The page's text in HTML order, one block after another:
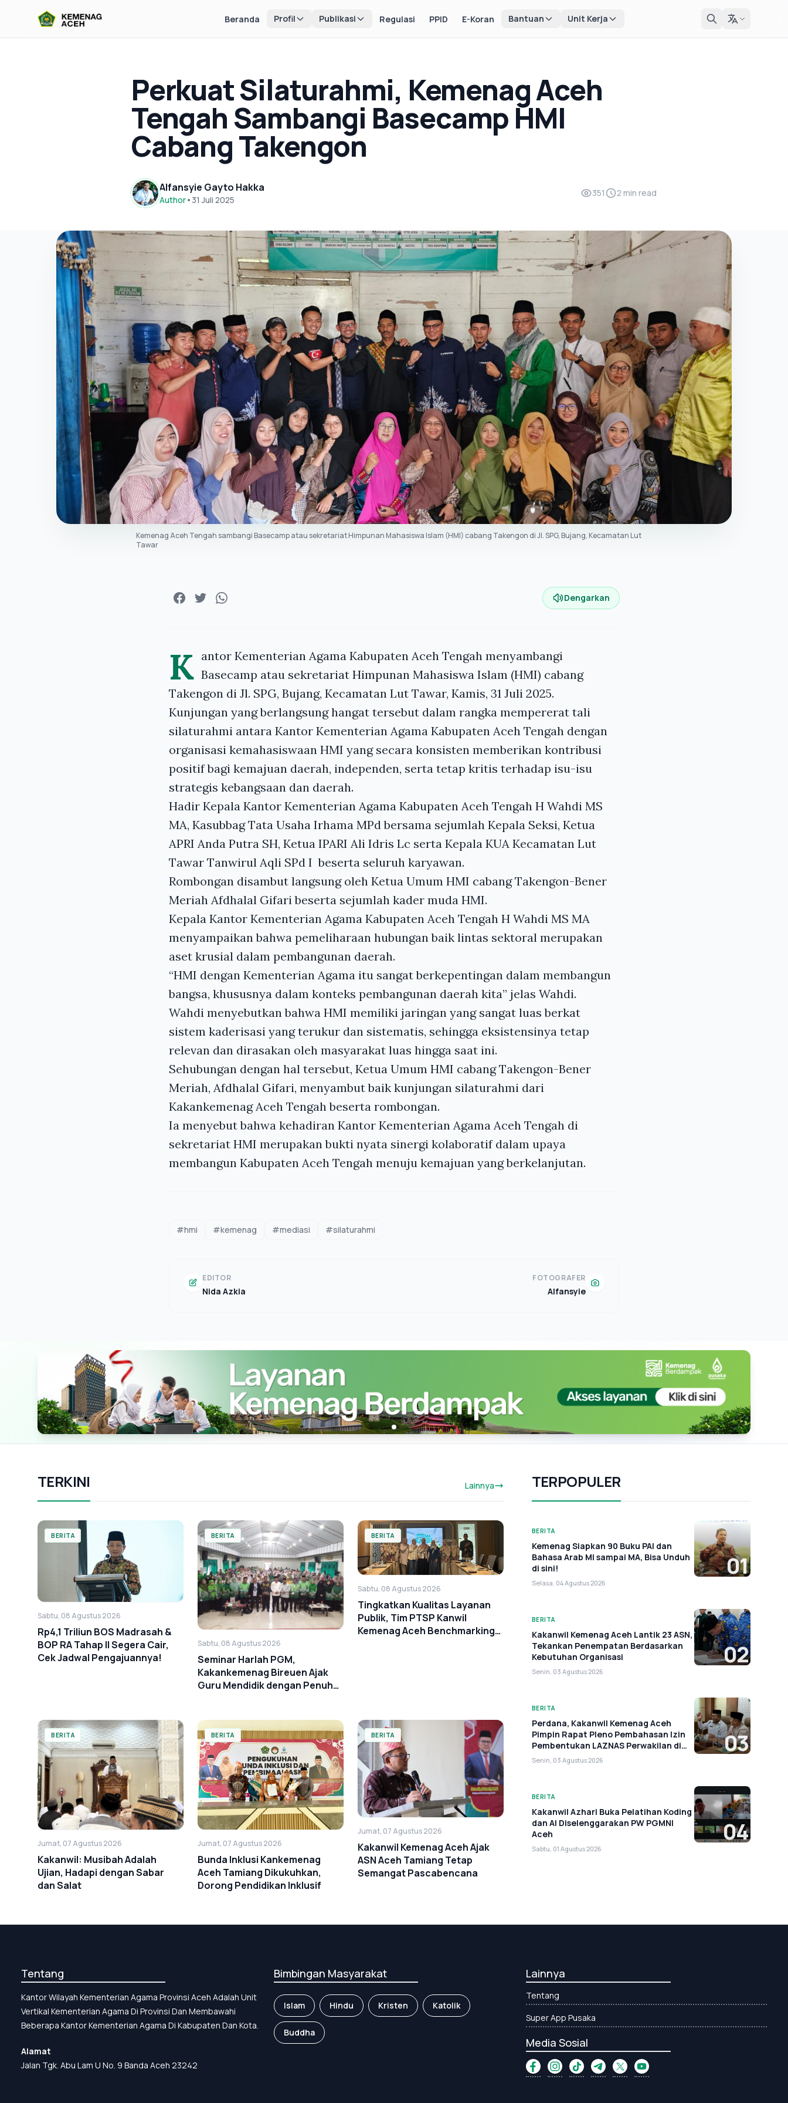
Beranda Profil Publikasi Regulasi PPID E-Koran Bantuan Unit Kerja
Perkuat Silaturahmi, Kemenag Aceh
Tengah Sambangi Basecamp HMI
Cabang Takengon
Alfansyie Gayto Hakka
Author• 31 Juli 2025
351 2 min read
Kemenag Aceh Tengah sambangi Basecamp atau sekretariat Himpunan Mahasiswa Islam (HMI) cabang Takengon di Jl. SPG, Bujang, Kecamatan Lut
Tawar
Dengarkan
K antor Kementerian Agama Kabupaten Aceh Tengah menyambangi
Basecamp atau sekretariat Himpunan Mahasiswa Islam (HMI) cabang
Takengon di Jl. SPG, Bujang, Kecamatan Lut Tawar, Kamis, 31 Juli 2025.
Kunjungan yang berlangsung hangat tersebut dalam rangka mempererat tali
silaturahmi antara Kantor Kementerian Agama Kabupaten Aceh Tengah dengan
organisasi kemahasiswaan HMI yang secara konsisten memberikan kontribusi
positif bagi kemajuan daerah, independen, serta tetap kritis terhadap isu-isu
strategis kebangsaan dan daerah.
Hadir Kepala Kantor Kementerian Agama Kabupaten Aceh Tengah H Wahdi MS
MA, Kasubbag Tata Usaha Irhama MPd bersama sejumlah Kepala Seksi, Ketua
APRI Anda Putra SH, Ketua IPARI Ali Idris Lc serta Kepala KUA Kecamatan Lut
Tawar Tanwirul Aqli SPd I beserta seluruh karyawan.
Rombongan disambut langsung oleh Ketua Umum HMI cabang Takengon-Bener
Meriah Afdhalal Gifari beserta sejumlah kader muda HMI.
Kepala Kantor Kementerian Agama Kabupaten Aceh Tengah H Wahdi MS MA
menyampaikan bahwa pemeliharaan hubungan baik lintas sektoral merupakan
aset krusial dalam pembangunan daerah.
“HMI dengan Kementerian Agama itu sangat berkepentingan dalam membangun
bangsa, khususnya dalam konteks pembangunan daerah kita” jelas Wahdi.
Wahdi menyebutkan bahwa HMI memiliki jaringan yang sangat luas berkat
sistem kaderisasi yang terukur dan sistematis, sehingga eksistensinya tetap
relevan dan dirasakan oleh masyarakat luas hingga saat ini.
Sehubungan dengan hal tersebut, Ketua Umum HMI cabang Takengon-Bener
Meriah, Afdhalal Gifari, menyambut baik kunjungan silaturahmi dari
Kakankemenag Aceh Tengah beserta rombongan.
Ia menyebut bahwa kehadiran Kantor Kementerian Agama Aceh Tengah di
sekretariat HMI merupakan bukti nyata sinergi kolaboratif dalam upaya
membangun Kabupaten Aceh Tengah menuju kemajuan yang berkelanjutan.
#hmi #kemenag #mediasi #silaturahmi
EDITOR
Nida Azkia
FOTOGRAFER
Alfansyie
TERKINI Lainnya
BERITA
Sabtu, 08 Agustus 2026
Rp4,1 Triliun BOS Madrasah &
BOP RA Tahap II Segera Cair,
Cek Jadwal Pengajuannya!
BERITA
Sabtu, 08 Agustus 2026
Seminar Harlah PGM,
Kakankemenag Bireuen Ajak
Guru Mendidik dengan Penuh
BERITA
Sabtu, 08 Agustus 2026
Tingkatkan Kualitas Layanan
Publik, Tim PTSP Kanwil
Kemenag Aceh Benchmarking
BERITA
Jumat, 07 Agustus 2026
Kakanwil: Musibah Adalah
Ujian, Hadapi dengan Sabar
dan Salat
BERITA
Jumat, 07 Agustus 2026
Bunda Inklusi Kankemenag
Aceh Tamiang Dikukuhkan,
Dorong Pendidikan Inklusif
BERITA
Jumat, 07 Agustus 2026
Kakanwil Kemenag Aceh Ajak
ASN Aceh Tamiang Tetap
Semangat Pascabencana
TERPOPULER
BERITA
Kemenag Siapkan 90 Buku PAI dan
Bahasa Arab MI sampai MA, Bisa Unduh
di sini!
Selasa, 04 Agustus 2026
01
BERITA
Kakanwil Kemenag Aceh Lantik 23 ASN,
Tekankan Penempatan Berdasarkan
Kebutuhan Organisasi
Senin, 03 Agustus 2026
02
BERITA
Perdana, Kakanwil Kemenag Aceh
Pimpin Rapat Pleno Pembahasan Izin
Pembentukan LAZNAS Perwakilan di
Aceh
Senin, 03 Agustus 2026
03
BERITA
Kakanwil Azhari Buka Pelatihan Koding
dan AI Diselenggarakan PW PGMNI
Aceh
Sabtu, 01 Agustus 2026
04
Tentang
Kantor Wilayah Kementerian Agama Provinsi Aceh Adalah Unit
Vertikal Kementerian Agama Di Provinsi Dan Membawahi
Beberapa Kantor Kementerian Agama Di Kabupaten Dan Kota.
Alamat
Jalan Tgk. Abu Lam U No. 9 Banda Aceh 23242
Bimbingan Masyarakat
Islam Hindu Kristen Katolik
Buddha
Lainnya
Tentang
Super App Pusaka
Media Sosial